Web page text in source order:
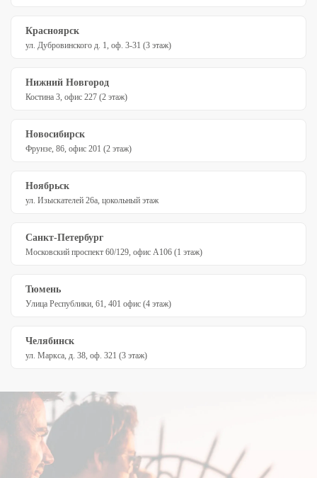
Красноярск
ул. Дубровинского д. 1, оф. 3-31 (3 этаж)
Нижний Новгород
Костина 3, офис 227 (2 этаж)
Новосибирск
Фрунзе, 86, офис 201 (2 этаж)
Ноябрьск
ул. Изыскателей 26а, цокольный этаж
Санкт-Петербург
Московский проспект 60/129, офис А106 (1 этаж)
Тюмень
Улица Республики, 61, 401 офис (4 этаж)
Челябинск
ул. Маркса, д. 38, оф. 321 (3 этаж)